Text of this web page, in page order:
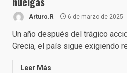
Arturo.R 6 de marzo de 2025
Un año después del trágico
Grecia, el país sigue exigiendo
Leer Más